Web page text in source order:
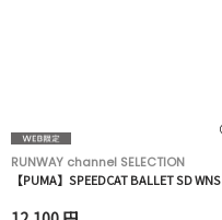
RUNWAY channel SELECTION
【PUMA】SPEEDCAT BALLET SD WNS